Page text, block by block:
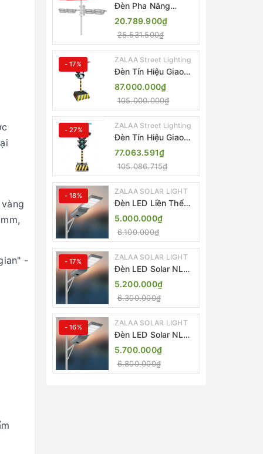
-
Đèn Pha Năng
Lượng Mặt Trời Sân
Thể Thao ZALAA
Jsc Chống Nước
IP65 Cao Cấp
20.789.900₫
25.531.500₫
- 17% ZALAA Street Lighting
Đèn Tín Hiệu Giao
Thông Di Động Năng
Lượng Mặt Trời
ZALAA ZL-300A-D
87.000.000₫
105.000.000₫
- 27% ZALAA Street Lighting
Đèn Tín Hiệu Giao
Thông Di Động Năng
Lượng Mặt Trời
ZALAA ZL-409300C
77.063.591₫
105.086.715₫
- 18% ZALAA SOLAR LIGHT
Đèn LED Liền Thể
ZALAA Solar Street
Light ZKC-TG 20W
25W 30W All In One
5.000.000₫
6.100.000₫
- 17% ZALAA SOLAR LIGHT
Đèn LED Solar NLMT
Liền Thể ZKC-TG
20W All in One |
ZALAA Street Light
5.200.000₫
6.300.000₫
- 16% ZALAA SOLAR LIGHT
Đèn LED Solar NLMT
Liền Thể ZKC-TG
25W All in One |
ZALAA Street Light
5.700.000₫
6.800.000₫